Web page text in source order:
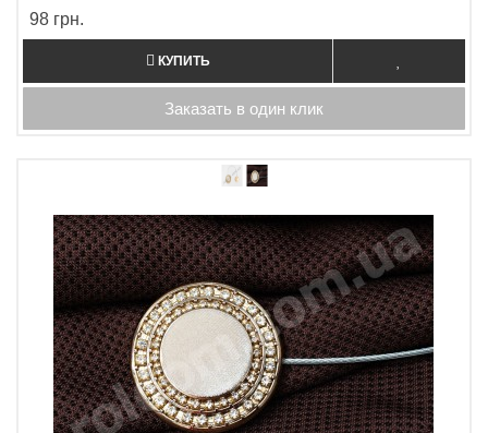
98 грн.
КУПИТЬ
Заказать в один клик